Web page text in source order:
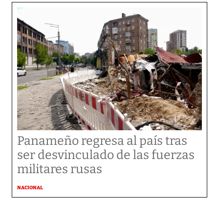
Panameño regresa al país tras
ser desvinculado de las fuerzas
militares rusas
NACIONAL